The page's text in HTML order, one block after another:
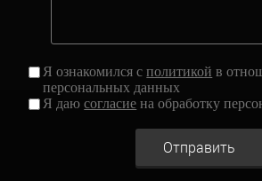
Я ознакомился сполитикой в
персональных данных
Я даюсогласие на обработку
Отправить